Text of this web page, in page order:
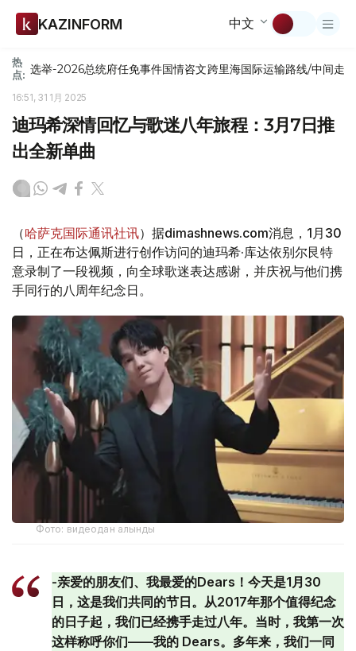
KAZINFORM 中文
热
点: 选举-2026总统府任免事件国情咨文跨里海国际运输路线/中间走廊
16:51, 31 1月 2025
迪玛希深情回忆与歌迷八年旅程：3月7日推
出全新单曲
（哈萨克国际通讯社讯）据dimashnews.com消息，1月30
日，正在布达佩斯进行创作访问的迪玛希·库达依别尔艮特
意录制了一段视频，向全球歌迷表达感谢，并庆祝与他们携
手同行的八周年纪念日。
Фото: видеодан алынды
-亲爱的朋友们、我最爱的Dears！今天是1月30
日，这是我们共同的节日。从2017年那个值得纪念
的日子起，我们已经携手走过八年。当时，我第一次
这样称呼你们——我的 Dears。多年来，我们一同